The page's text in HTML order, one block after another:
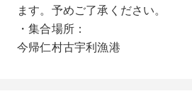
ます。予めご了承ください。
・集合場所：
今帰仁村古宇利漁港